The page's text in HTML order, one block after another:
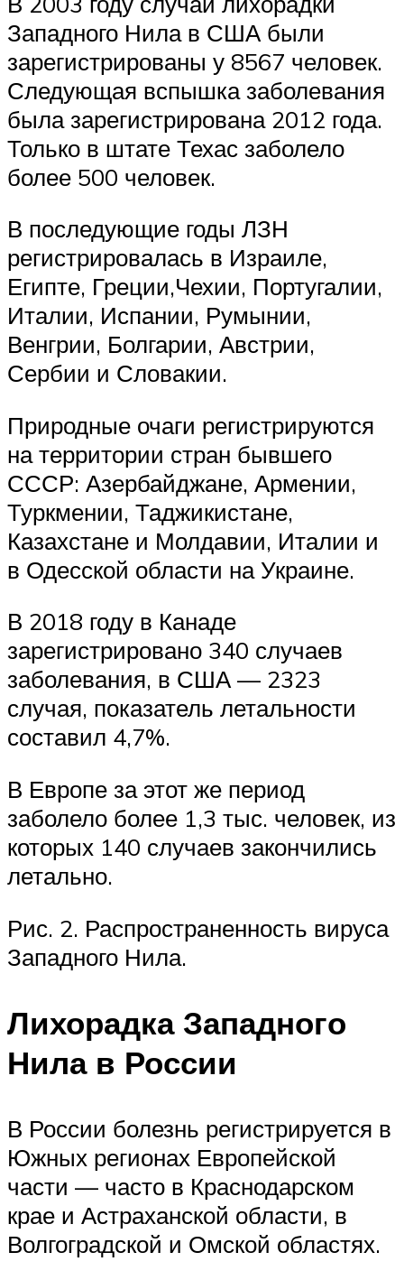
Западного Нила в США были
зарегистрированы у 8567 человек.
Следующая вспышка заболевания
была зарегистрирована 2012 года.
Только в штате Техас заболело
более 500 человек.
В последующие годы ЛЗН
регистрировалась в Израиле,
Египте, Греции,Чехии, Португалии,
Италии, Испании, Румынии,
Венгрии, Болгарии, Австрии,
Сербии и Словакии.
Природные очаги регистрируются
на территории стран бывшего
СССР: Азербайджане, Армении,
Туркмении, Таджикистане,
Казахстане и Молдавии, Италии и
в Одесской области на Украине.
В 2018 году в Канаде
зарегистрировано 340 случаев
заболевания, в США — 2323
случая, показатель летальности
составил 4,7%.
В Европе за этот же период
заболело более 1,3 тыс. человек, из
которых 140 случаев закончились
летально.
Рис. 2. Распространенность вируса
Западного Нила.
Лихорадка Западного
Нила в России
В России болезнь регистрируется в
Южных регионах Европейской
части — часто в Краснодарском
крае и Астраханской области, в
Волгоградской и Омской областях.